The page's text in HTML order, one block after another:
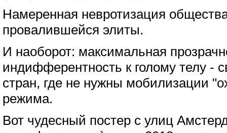
Намеренная невротизация
провалившейся элиты.
И наоборот: максимальная
индифферентность к голому телу -
стран, где не нужны мобилизации
режима.
Вот чудесный постер с улиц